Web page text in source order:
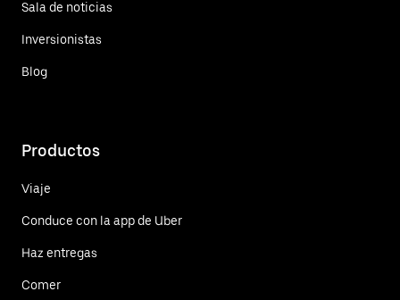
Sala de noticias
Inversionistas
Blog
Productos
Viaje
Conduce con la app de Uber
Haz entregas
Comer